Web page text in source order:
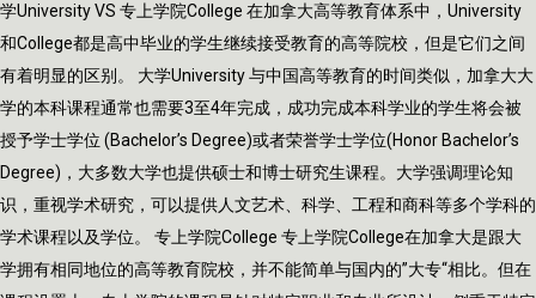
学University VS 专上学院College 在加拿大高等教育体系中，University
和College都是高中毕业的学生继续接受教育的高等院校，但是它们之间
有着明显的区别。 大学University 与中国高等教育的时间类似，加拿大大
学的本科课程通常也需要3至4年完成，成功完成本科学业的学生将会被
授予学士学位 (Bachelor’s Degree)或者荣誉学士学位(Honor Bachelor’s
Degree)，大多数大学也提供硕士和博士研究生课程。大学强调理论知
识，重视学术研究，可以提供人文艺术、科学、工程和商科等多个学科的
学术课程以及学位。 专上学院College 专上学院College在加拿大是跟大
学拥有相同地位的高等教育院校，并不能简单与国内的”大专“相比。但在